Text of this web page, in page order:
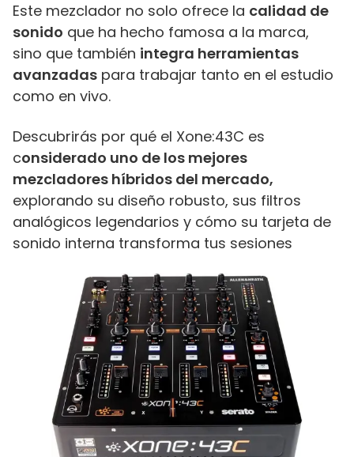
Este mezclador no solo ofrece la calidad de
sonido que ha hecho famosa a la marca,
sino que también integra herramientas
avanzadas para trabajar tanto en el estudio
como en vivo.
Descubrirás por qué el Xone:43C es
considerado uno de los mejores
mezcladores híbridos del mercado,
explorando su diseño robusto, sus filtros
analógicos legendarios y cómo su tarjeta de
sonido interna transforma tus sesiones